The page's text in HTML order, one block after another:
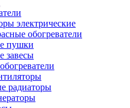
электрические
обогреватели
пушки
завесы
радиаторы